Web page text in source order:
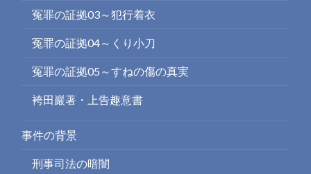
冤罪の証拠03～犯行着衣
冤罪の証拠04～くり小刀
冤罪の証拠05～すねの傷の真実
袴田巖著・上告趣意書
事件の背景
刑事司法の暗闇